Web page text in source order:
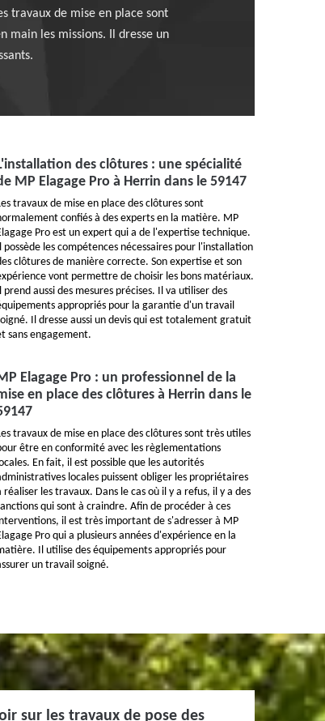
travaux de mise en place sont
main les missions. Il dresse un
des clôtures : une spécialité
MP Elagage Pro à Herrin dans le 59147
travaux de mise en place des clôtures sont
confiés à des experts en la matière. MP
Pro est un expert qui a de l'expertise technique.
possède les compétences nécessaires pour l'installation
clôtures de manière correcte. Son expertise et son
vont permettre de choisir les bons matériaux.
prend aussi des mesures précises. Il va utiliser des
appropriés pour la garantie d'un travail
Il dresse aussi un devis qui est totalement gratuit
sans engagement.
Elagage Pro : un professionnel de la
en place des clôtures à Herrin dans le
travaux de mise en place des clôtures sont très utiles
être en conformité avec les règlementations
En fait, il est possible que les autorités
locales puissent obliger les propriétaires
réaliser les travaux. Dans le cas où il y a refus, il y a des
qui sont à craindre. Afin de procéder à ces
il est très important de s'adresser à MP
Pro qui a plusieurs années d'expérience en la
Il utilise des équipements appropriés pour
un travail soigné.
sur les travaux de pose des